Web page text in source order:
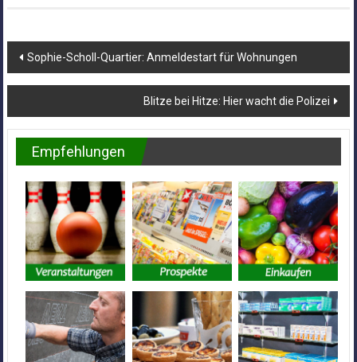
Beitragsnavigation
Sophie-Scholl-Quartier: Anmeldestart für Wohnungen
Blitze bei Hitze: Hier wacht die Polizei
Empfehlungen